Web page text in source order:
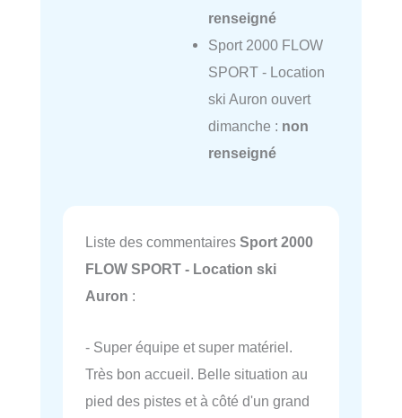
renseigné
Sport 2000 FLOW
SPORT - Location
ski Auron ouvert
dimanche : non
renseigné
Liste des commentaires Sport 2000
FLOW SPORT - Location ski
Auron :
- Super équipe et super matériel.
Très bon accueil. Belle situation au
pied des pistes et à côté d'un grand